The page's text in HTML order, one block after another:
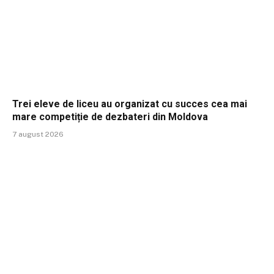
Trei eleve de liceu au organizat cu succes cea mai
mare competiție de dezbateri din Moldova
7 august 2026